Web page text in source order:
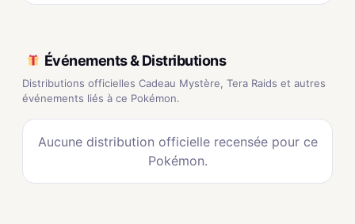
Événements & Distributions
Distributions officielles Cadeau Mystère, Tera Raids et autres
événements liés à ce Pokémon.
Aucune distribution officielle recensée pour ce
Pokémon.